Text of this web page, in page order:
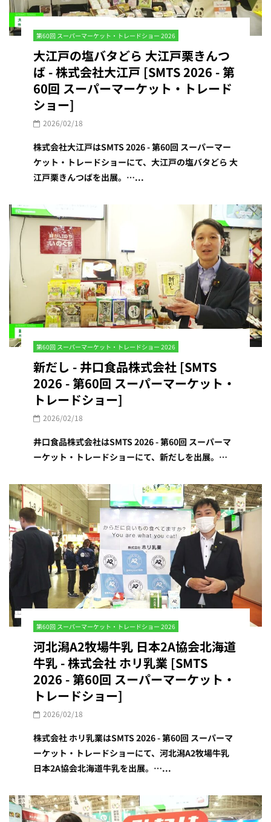
第60回 スーパーマーケット・トレードショー 2026
大江戸の塩バタどら 大江戸栗きんつ
ば - 株式会社大江戸 [SMTS 2026 - 第
60回 スーパーマーケット・トレード
ショー]
2026/02/18
株式会社大江戸はSMTS 2026 - 第60回 スーパーマー
ケット・トレードショーにて、大江戸の塩バタどら 大
江戸栗きんつばを出展。…...
第60回 スーパーマーケット・トレードショー 2026
新だし - 井口食品株式会社 [SMTS
2026 - 第60回 スーパーマーケット・
トレードショー]
2026/02/18
井口食品株式会社はSMTS 2026 - 第60回 スーパーマ
ーケット・トレードショーにて、新だしを出展。…
第60回 スーパーマーケット・トレードショー 2026
河北潟A2牧場牛乳 日本2A協会北海道
牛乳 - 株式会社 ホリ乳業 [SMTS
2026 - 第60回 スーパーマーケット・
トレードショー]
2026/02/18
株式会社 ホリ乳業はSMTS 2026 - 第60回 スーパーマ
ーケット・トレードショーにて、河北潟A2牧場牛乳
日本2A協会北海道牛乳を出展。…...